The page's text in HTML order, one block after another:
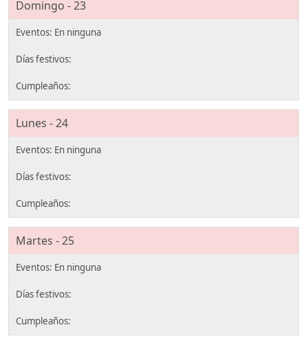
Domingo - 23
Lunes - 24
Martes - 25